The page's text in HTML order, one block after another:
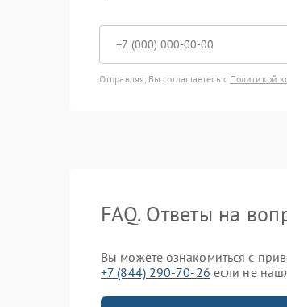
Отправляя, Вы соглашаетесь с Политикой
FAQ. Ответы на
Вы можете ознакомиться с
+7 (844) 290-70-26 если не